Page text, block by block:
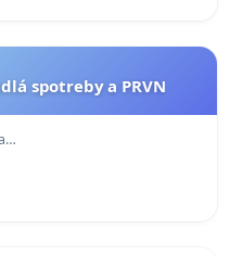
spotreby a PRVN